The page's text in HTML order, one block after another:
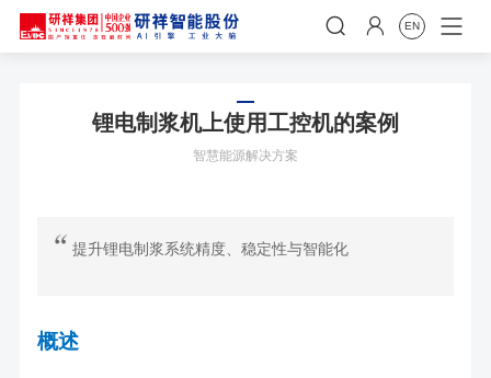
  EN
锂电制浆机上使用工控机的案例
智慧能源解决方案
提升锂电制浆系统精度、稳定性与智能化
概述